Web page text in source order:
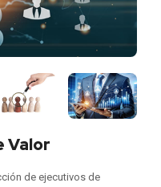
Valor
de ejecutivos de